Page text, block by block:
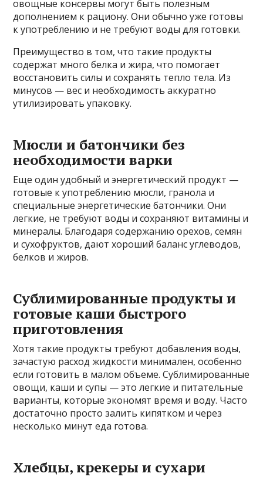
овощные консервы могут быть полезным
дополнением к рациону. Они обычно уже готовы
к употреблению и не требуют воды для готовки.
Преимущество в том, что такие продукты
содержат много белка и жира, что помогает
восстановить силы и сохранять тепло тела. Из
минусов — вес и необходимость аккуратно
утилизировать упаковку.
Мюсли и батончики без
необходимости варки
Еще один удобный и энергетический продукт —
готовые к употреблению мюсли, гранола и
специальные энергетические батончики. Они
легкие, не требуют воды и сохраняют витамины и
минералы. Благодаря содержанию орехов, семян
и сухофруктов, дают хороший баланс углеводов,
белков и жиров.
Сублимированные продукты и
готовые каши быстрого
приготовления
Хотя такие продукты требуют добавления воды,
зачастую расход жидкости минимален, особенно
если готовить в малом объеме. Сублимированные
овощи, каши и супы — это легкие и питательные
варианты, которые экономят время и воду. Часто
достаточно просто залить кипятком и через
несколько минут еда готова.
Хлебцы, крекеры и сухари